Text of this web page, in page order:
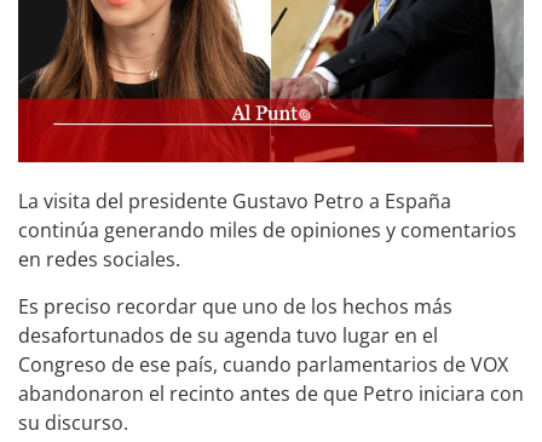
La visita del presidente Gustavo Petro a España
continúa generando miles de opiniones y comentarios
en redes sociales.
Es preciso recordar que uno de los hechos más
desafortunados de su agenda tuvo lugar en el
Congreso de ese país, cuando parlamentarios de VOX
abandonaron el recinto antes de que Petro iniciara con
su discurso.